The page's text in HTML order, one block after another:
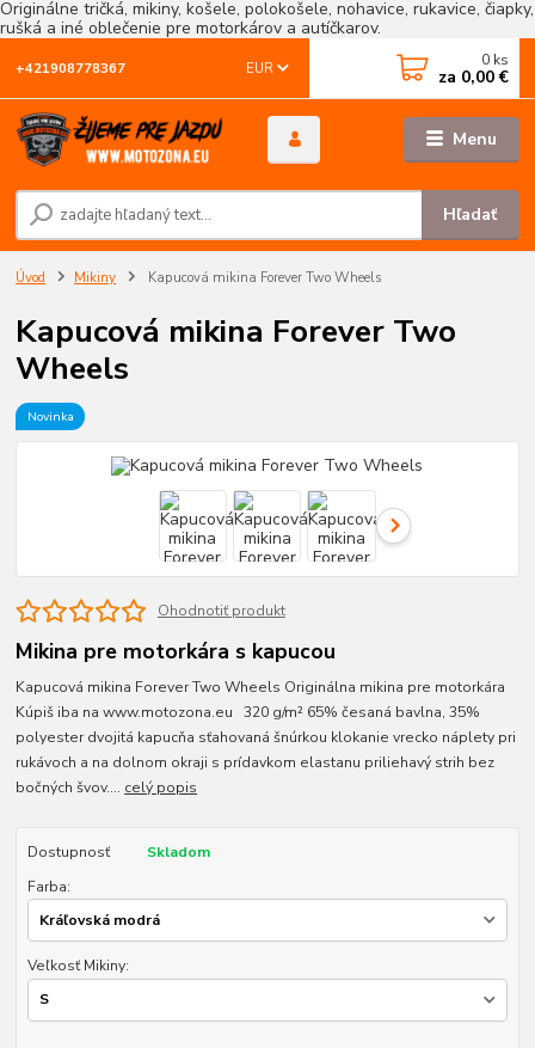
Originálne tričká, mikiny, košele, polokošele, nohavice, rukavice, čiapky,
rušká a iné oblečenie pre motorkárov a autíčkarov.
Menu
EUR
Hľadať
+421908778367 0 ks
za 0,00 €
Úvod Mikiny Kapucová mikina Forever Two Wheels
Kapucová mikina Forever Two
Wheels
Novinka
Ohodnotiť produkt
Mikina pre motorkára s kapucou
Kapucová mikina Forever Two Wheels Originálna mikina pre motorkára
Kúpiš iba na www.motozona.eu 320 g/m² 65% česaná bavlna, 35%
polyester dvojitá kapucňa sťahovaná šnúrkou klokanie vrecko náplety pri
rukávoch a na dolnom okraji s prídavkom elastanu priliehavý strih bez
bočných švov.... celý popis
Dostupnosť
Skladom
Farba:
Veľkosť Mikiny: